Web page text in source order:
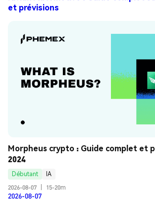
et prévisions
Morpheus crypto : Guide complet et
2024
Débutant
IA
2026-08-07
15-20m
2026-08-07